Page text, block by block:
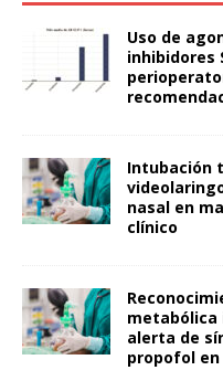
Uso de
inhibidores
Intubación
nasal en
clínico
metabólica
alerta de
propofol en